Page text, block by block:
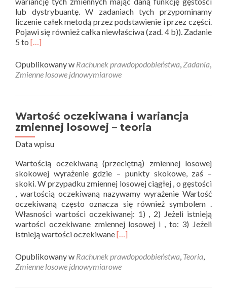
lub dystrybuantę. W zadaniach tych przypominamy
liczenie całek metodą przez podstawienie i przez części.
Pojawi się również całka niewłaściwa (zad. 4 b)). Zadanie
5 to Read
about
Wartość
oczekiwana
zmiennej
losowej
–
zadania
[…]
Opublikowany w Rachunek prawdopodobieństwa, Zadania,
Zmienne losowe jdnowymiarowe
Wartość oczekiwana i wariancja
zmiennej losowej – teoria
Data wpisu
Wartością oczekiwaną (przeciętną) zmiennej losowej
skokowej wyrażenie gdzie – punkty skokowe, zaś –
skoki. W przypadku zmiennej losowej ciągłej , o gęstości
, wartością oczekiwaną nazywamy wyrażenie Wartość
oczekiwaną często oznacza się również symbolem .
Własności wartości oczekiwanej: 1) , 2) Jeżeli istnieją
wartości oczekiwane zmiennej losowej i , to: 3) Jeżeli
istnieją wartości oczekiwaneRead
about
Wartość
[…]
Opublikowany w Rachunek prawdopodobieństwa, Teoria,
Zmienne losowe jdnowymiarowe